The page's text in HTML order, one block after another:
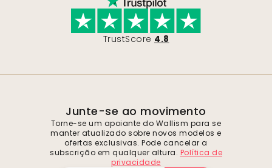
TrustScore 4.8
Junte-se ao movimento
Torne-se um apoiante do Wallism para se
manter atualizado sobre novos modelos e
ofertas exclusivas. Pode cancelar a
subscrição em qualquer altura. Política de
privacidade